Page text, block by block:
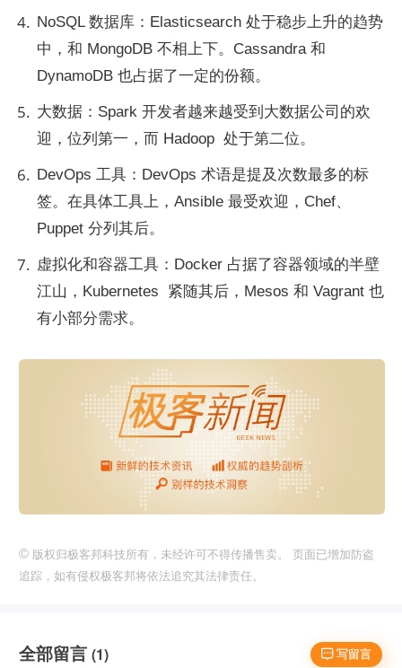
NoSQL 数据库：Elasticsearch 处于稳步上升的趋势
中，和 MongoDB 不相上下。Cassandra 和
DynamoDB 也占据了一定的份额。
大数据：Spark 开发者越来越受到大数据公司的欢
迎，位列第一，而 Hadoop  处于第二位。
DevOps 工具：DevOps 术语是提及次数最多的标
签。在具体工具上，Ansible 最受欢迎，Chef、
Puppet 分列其后。
虚拟化和容器工具：Docker 占据了容器领域的半壁
江山，Kubernetes  紧随其后，Mesos 和 Vagrant 也
有小部分需求。
© 版权归极客邦科技所有，未经许可不得传播售卖。 页面已增加防盗
追踪，如有侵权极客邦将依法追究其法律责任。
 写留言
全部留言 (1)